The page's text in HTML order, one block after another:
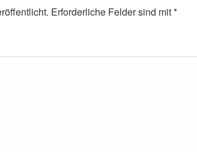
Erforderliche Felder sind mit*